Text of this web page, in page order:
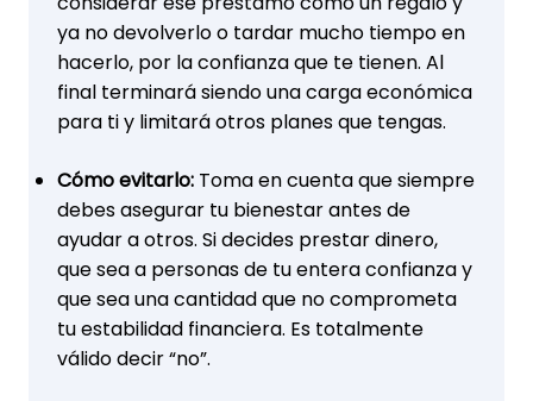
ya no devolverlo o tardar mucho tiempo en
hacerlo, por la confianza que te tienen. Al
final terminará siendo una carga económica
para ti y limitará otros planes que tengas.
Cómo evitarlo: Toma en cuenta que siempre
debes asegurar tu bienestar antes de
ayudar a otros. Si decides prestar dinero,
que sea a personas de tu entera confianza y
que sea una cantidad que no comprometa
tu estabilidad financiera. Es totalmente
válido decir “no”.